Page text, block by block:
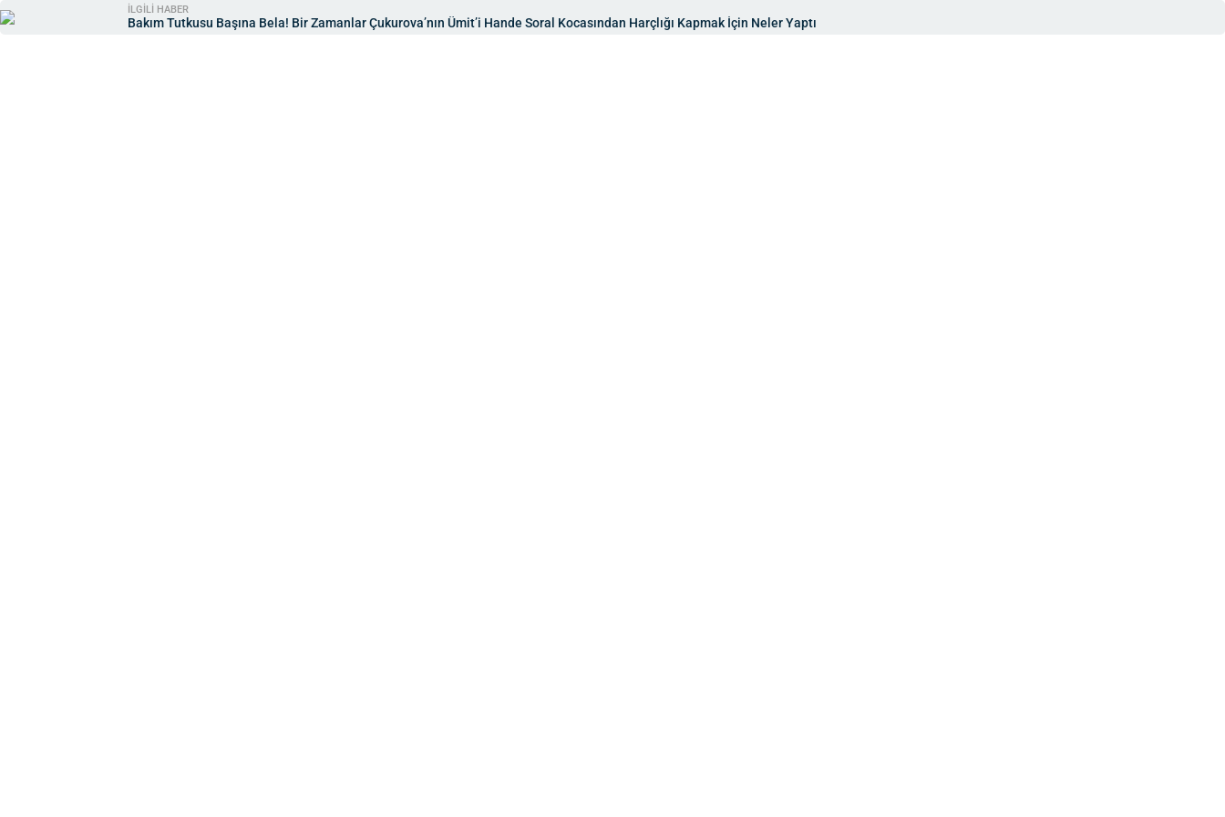
İLGİLİ HABER
Bakım Tutkusu Başına Bela! Bir Zamanlar Çukurova’nın Ümit’i Hande Soral Kocasından Harçlığı Kapmak İçin Neler Yaptı